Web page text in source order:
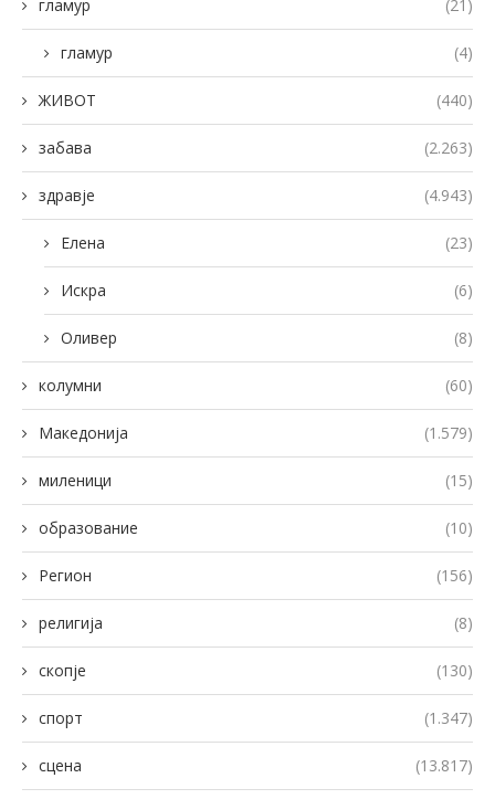
гламур (21)
гламур (4)
ЖИВОТ (440)
забава (2.263)
здравје (4.943)
Елена (23)
Искра (6)
Оливер (8)
колумни (60)
Македонија (1.579)
миленици (15)
образование (10)
Регион (156)
религија (8)
скопје (130)
спорт (1.347)
сцена (13.817)